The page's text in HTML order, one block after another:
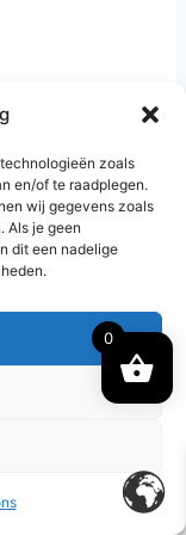
zoals
en/of te raadplegen.
wij gegevens zoals
Als je geen
dit een nadelige
0